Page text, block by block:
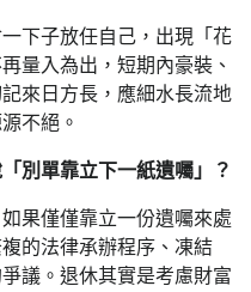
下子放任自己，出現「花
量入為出，短期內豪裝、
來日方長，應細水長流地
不絕。
別單靠立下一紙遺囑」？
果僅僅靠立一份遺囑來處
的法律承辦程序、凍結
議。退休其實是考慮財富